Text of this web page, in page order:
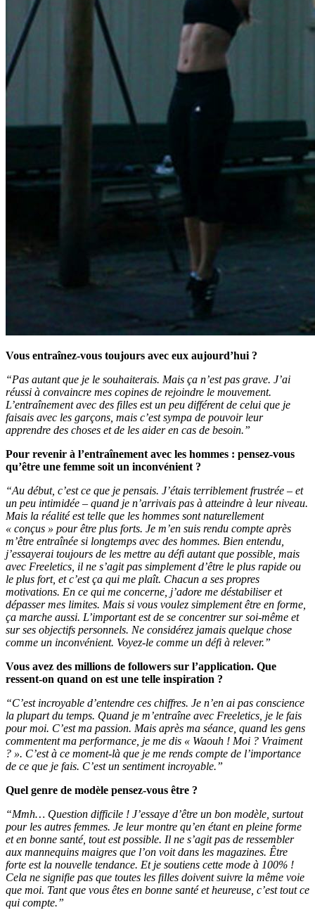
Vous entraînez-vous toujours avec eux aujourd’hui ?
“Pas autant que je le souhaiterais. Mais ça n’est pas grave. J’ai
réussi à convaincre mes copines de rejoindre le mouvement.
L’entraînement avec des filles est un peu différent de celui que je
faisais avec les garçons, mais c’est sympa de pouvoir leur
apprendre des choses et de les aider en cas de besoin.”
Pour revenir à l’entraînement avec les hommes : pensez-vous
qu’être une femme soit un inconvénient ?
“Au début, c’est ce que je pensais. J’étais terriblement frustrée – et
un peu intimidée – quand je n’arrivais pas à atteindre à leur niveau.
Mais la réalité est telle que les hommes sont naturellement
« conçus » pour être plus forts. Je m’en suis rendu compte après
m’être entraînée si longtemps avec des hommes. Bien entendu,
j’essayerai toujours de les mettre au défi autant que possible, mais
avec Freeletics, il ne s’agit pas simplement d’être le plus rapide ou
le plus fort, et c’est ça qui me plaît. Chacun a ses propres
motivations. En ce qui me concerne, j’adore me déstabiliser et
dépasser mes limites. Mais si vous voulez simplement être en forme,
ça marche aussi. L’important est de se concentrer sur soi-même et
sur ses objectifs personnels. Ne considérez jamais quelque chose
comme un inconvénient. Voyez-le comme un défi à relever.”
Vous avez des millions de followers sur l’application. Que
ressent-on quand on est une telle inspiration ?
“C’est incroyable d’entendre ces chiffres. Je n’en ai pas conscience
la plupart du temps. Quand je m’entraîne avec Freeletics, je le fais
pour moi. C’est ma passion. Mais après ma séance, quand les gens
commentent ma performance, je me dis « Waouh ! Moi ? Vraiment
? ». C’est à ce moment-là que je me rends compte de l’importance
de ce que je fais. C’est un sentiment incroyable.”
Quel genre de modèle pensez-vous être ?
“Mmh… Question difficile ! J’essaye d’être un bon modèle, surtout
pour les autres femmes. Je leur montre qu’en étant en pleine forme
et en bonne santé, tout est possible. Il ne s’agit pas de ressembler
aux mannequins maigres que l’on voit dans les magazines. Être
forte est la nouvelle tendance. Et je soutiens cette mode à 100% !
Cela ne signifie pas que toutes les filles doivent suivre la même voie
que moi. Tant que vous êtes en bonne santé et heureuse, c’est tout ce
qui compte.”